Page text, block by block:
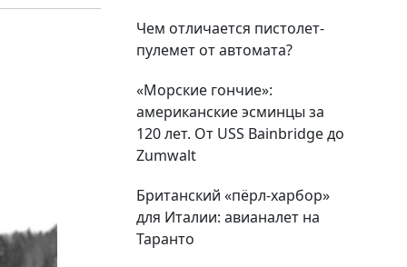
Чем отличается пистолет-
пулемет от автомата?
«Морские гончие»:
американские эсминцы за
120 лет. От USS Bainbridge до
Zumwalt
Британский «пёрл-харбор»
для Италии: авианалет на
Таранто